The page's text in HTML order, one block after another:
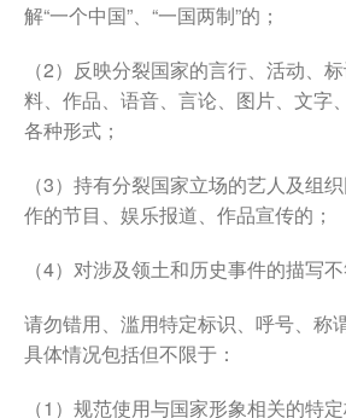
解“一个中国”、“一国两制”的；
（2）反映分裂国家的言行、活动、
料、作品、语音、言论、图片、文字
各种形式；
（3）持有分裂国家立场的艺人及组
作的节目、娱乐报道、作品宣传的；
（4）对涉及领土和历史事件的描写
请勿错用、滥用特定标识、呼号、称
具体情况包括但不限于：
（1）规范使用与国家形象相关的特